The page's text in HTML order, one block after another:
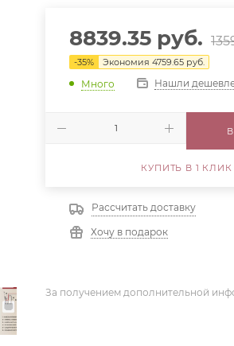
8839.35 руб.
-35% Экономия4759.65 руб.
Много Нашли
КУПИТЬ В 1 КЛИК
Рассчитать доставку
Хочу в подарок
За получением дополнительной